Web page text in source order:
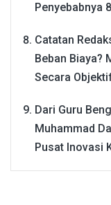
Penyebabnya
Catatan
Beban Biaya?
Secara
Dari Guru
Muhammad
Pusat Inovasi